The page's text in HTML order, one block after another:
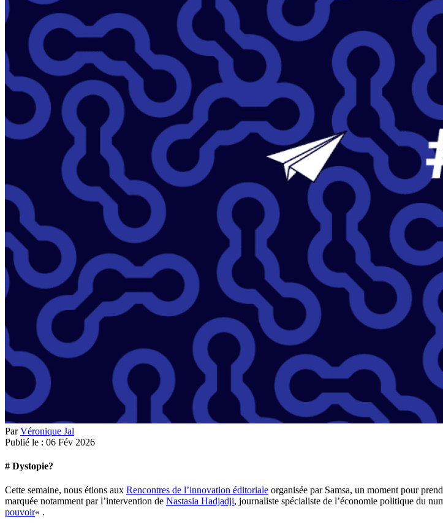
ParVéronique Jal
Publié le : 06 Fév 2026
# Dystopie?
Cette semaine, nous étions aux Rencontres de l’innovation éditoriale organisée par Samsa, un moment pour
marquée notamment par l’intervention de Nastasia Hadjadji, journaliste spécialiste de l’économie politique du
pouvoir« .